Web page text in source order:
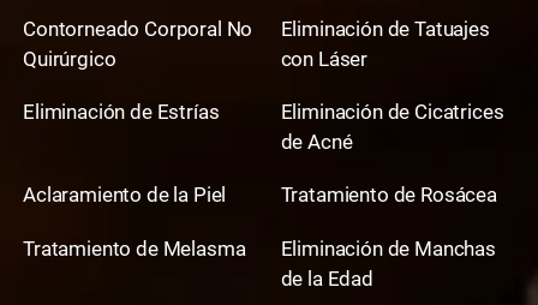
Contorneado Corporal No
Quirúrgico
Eliminación de Tatuajes
con Láser
Eliminación de Estrías
Eliminación de Cicatrices
de Acné
Aclaramiento de la Piel Tratamiento de Rosácea
Tratamiento de Melasma
Eliminación de Manchas
de la Edad